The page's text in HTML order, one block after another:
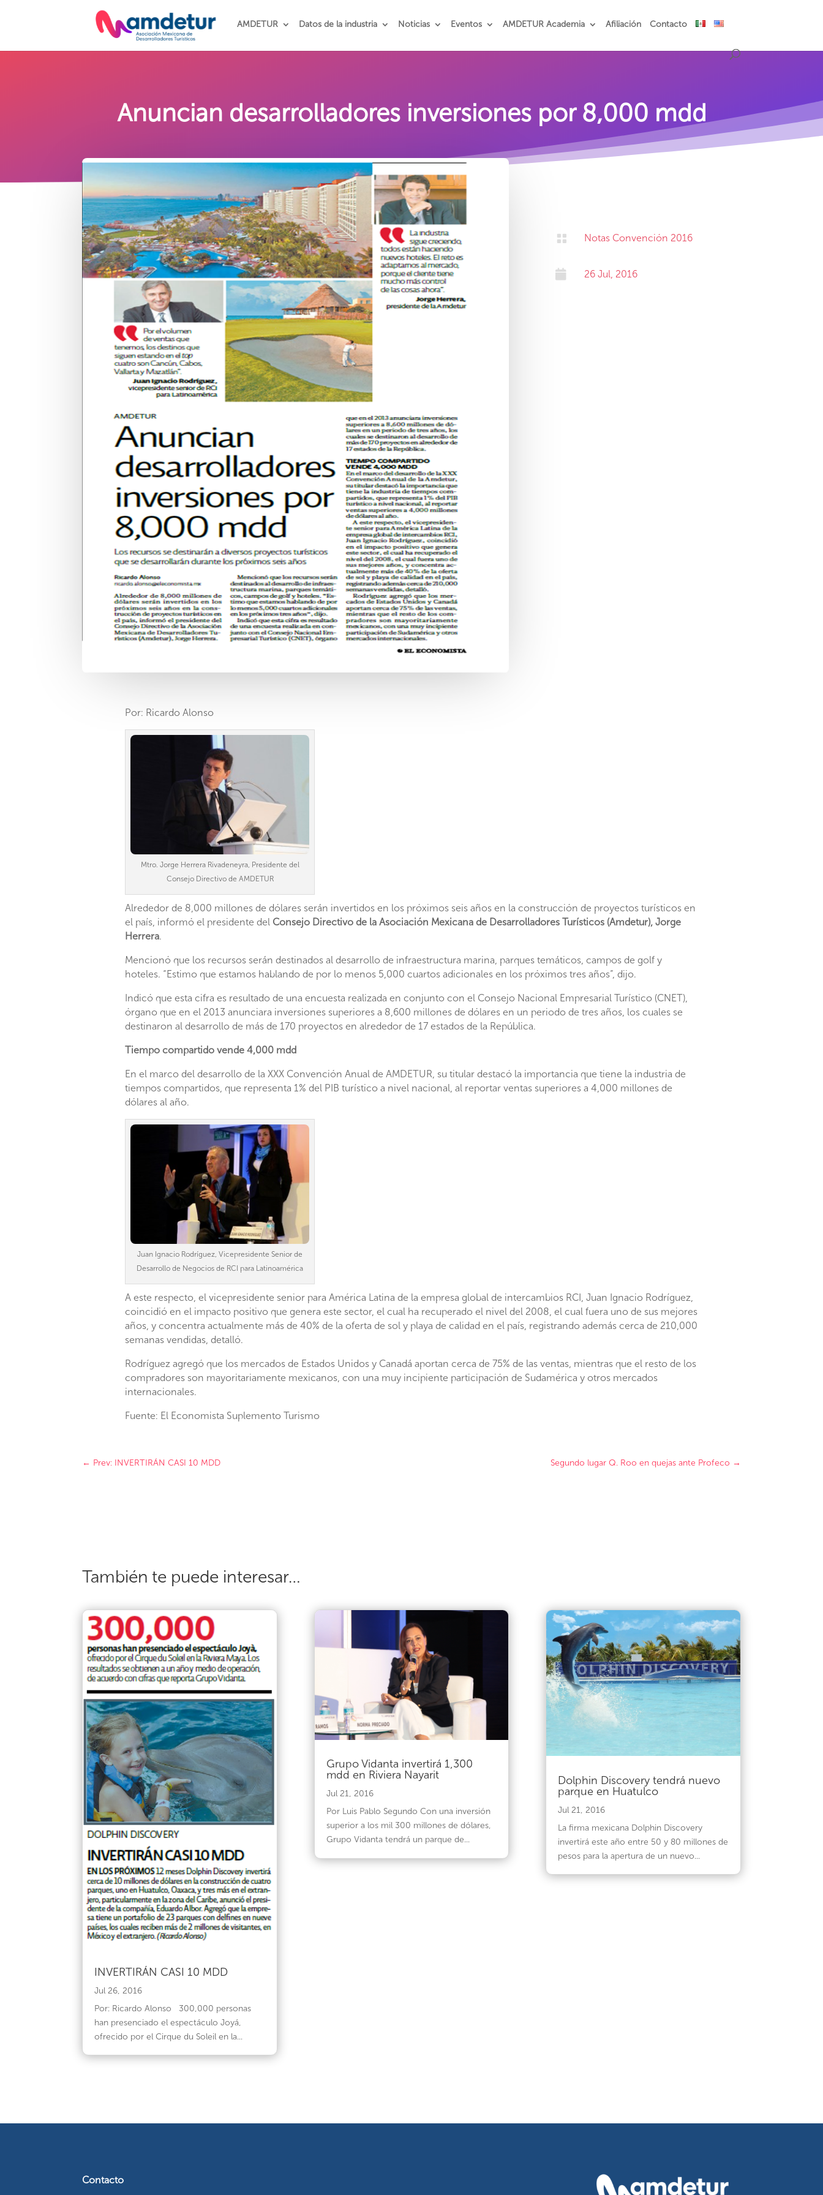
AMDETUR Datos de la industria Noticias Eventos AMDETUR Academia Afiliación Contacto
Anuncian desarrolladores inversiones por 8,000 mdd
 Notas Convención 2016
 26 Jul, 2016
Por: Ricardo Alonso
Mtro. Jorge Herrera Rivadeneyra, Presidente del
Consejo Directivo de AMDETUR
Alrededor de 8,000 millones de dólares serán invertidos en los próximos seis años en la cons­trucción de proyectos turísticos en
el país, informó el presidente del Consejo Directivo de la Asociación Mexicana de Desarrolladores Tu­rísticos (Amdetur), Jorge
Herrera.
Mencionó que los recursos serán destinados al desarrollo de infraes­tructura marina, parques temáti­cos, campos de golf y
hoteles. “Es­timo que estamos hablando de por lo menos 5,000 cuartos adicionales en los próximos tres años”, dijo.
Indicó que esta cifra es resultado de una encuesta realizada en con­junto con el Consejo Nacional Em­presarial Turístico (CNET),
órgano que en el 2013 anunciara inversiones superiores a 8,600 millones de dó­lares en un periodo de tres años, los cuales se
destinaron al desarrollo de más de 170 proyectos en alrededor de 17 estados de la República.
Tiempo compartido vende 4,000 mdd
En el marco del desarrollo de la XXX Convención Anual de AMDETUR, su titular destacó la importancia que tiene la industria de
tiempos com­partidos, que representa 1% del PIB turístico a nivel nacional, al reportar ventas superiores a 4,000 millones de
dólares al año.
Juan Ignacio Rodríguez, Vicepresidente Senior de
Desarrollo de Negocios de RCI para Latinoamérica
A este respecto, el vicepresiden­te senior para América Latina de la empresa global de intercambios RCI, Juan Ignacio Rodríguez,
coincidió en el impacto positivo que genera este sector, el cual ha recuperado el nivel del 2008, el cual fuera uno de sus mejores
años, y concentra ac­tualmente más de 40% de la oferta de sol y playa de calidad en el país, registrando además cerca de 210,000
semanas vendidas, detalló.
Rodríguez agregó que los mer­cados de Estados Unidos y Canadá aportan cerca de 75% de las ventas, mientras que el resto de los
com­pradores son mayoritariamente mexicanos, con una muy incipiente participación de Sudamérica y otros mercados
internacionales.
Fuente: El Economista Suplemento Turismo
← Prev: INVERTIRÁN CASI 10 MDD Segundo lugar Q. Roo en quejas ante Profeco →
También te puede interesar…
INVERTIRÁN CASI 10 MDD
Jul 26, 2016
Por: Ricardo Alonso 300,000 personas
han presenciado el espectáculo Joyá,
ofrecido por el Cirque du Soleil en la...
Grupo Vidanta invertirá 1,300
mdd en Riviera Nayarit
Jul 21, 2016
Por Luis Pablo Segundo Con una inversión
superior a los mil 300 millones de dólares,
Grupo Vidanta tendrá un parque de...
Dolphin Discovery tendrá nuevo
parque en Huatulco
Jul 21, 2016
La firma mexicana Dolphin Discovery
invertirá este año entre 50 y 80 millones de
pesos para la apertura de un nuevo...
Contacto